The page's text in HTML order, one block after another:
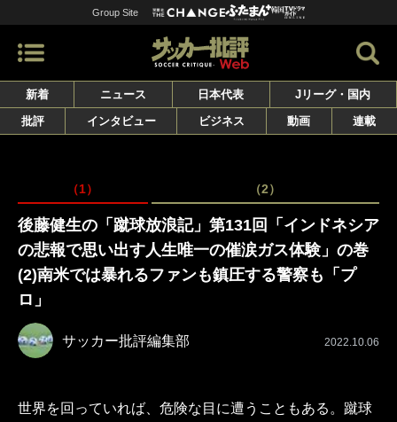
Group Site
新着 ニュース 日本代表
Jリーグ・国内
批評
インタビュー ビジネス 動画 連載
（1） （2）
後藤健生の「蹴球放浪記」第131回「インドネシア
の悲報で思い出す人生唯一の催涙ガス体験」の巻
(2)南米では暴れるファンも鎮圧する警察も「プ
ロ」
サッカー批評編集部 2022.10.06
世界を回っていれば、危険な目に遭うこともある。蹴球